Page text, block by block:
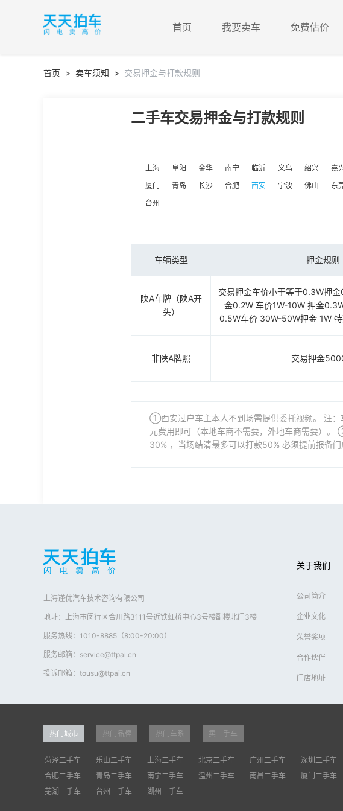
首页 我要卖车 免费估价
首页 > 卖车须知 > 交易押金与打款规则
二手车交易押金与打款规则
上海 阜阳 金华 南宁 临沂 义乌 绍兴 嘉
厦门
青岛 长沙 合肥 西安 宁波 佛山 东
台州
车辆类型 押金规则
陕A车牌（陕A开
头）
交易押金车价小于等于0.3W押
金0.2W 车价1W-10W 押金
0.5W车价 30W-50W押金 1W 特
非陕A牌照 交易押金
①西安过户车主本人不到场需提供委托视频。 注
元费用即可（本地车商不需要，外地车商需要）
30% ，当场结清最多可以打款50% 必须提前报备门
上海谨优汽车技术咨询有限公司
地址：上海市闵行区合川路3111号近铁虹桥中心3号楼副楼北门3楼
服务热线：1010-8885（8:00-20:00）
服务邮箱：service@ttpai.cn
投诉邮箱：tousu@ttpai.cn
关于我们
公司简介
企业文化
荣誉奖项
合作伙伴
门店地址
热门城市 热门品牌 热门车系 卖二手车
菏泽二手车 乐山二手车 上海二手车 北京二手车 广州二手车 深圳二手车
合肥二手车
青岛二手车 南宁二手车 温州二手车 南昌二手车 厦门二手车
芜湖二手车
台州二手车 湖州二手车